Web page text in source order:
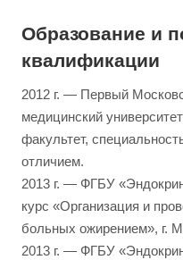
Образование и
квалификации
2012 г. — Первый
медицинский
факультет,
отличием.
2013 г. — ФГБУ
курс «Организация и
больных ожирением», г.
2013 г. — ФГБУ